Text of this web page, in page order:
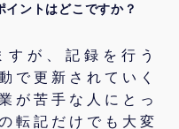
ントはどこですか？
が、記録を行う
で更新されていく
が苦手な人にとっ
転記だけでも大変